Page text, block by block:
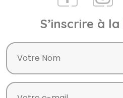
S’inscrire à la